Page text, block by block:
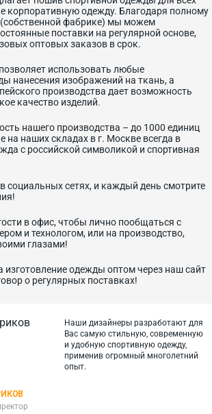
корпоративную одежду. Благодаря полному
(собственной фабрике) мы можем
поставки на регулярной основе,
оптовых заказов в срок.
использовать любые
нанесения изображений на ткань, а
производства дает возможность
качество изделий.
нашего производства – до 1000 единиц
на наших складах в г. Москве всегда в
с российской символикой и спортивная
социальных сетях, и каждый день смотрите
в офис, чтобы лично пообщаться с
и технологом, или на производство,
глазами!
изготовление одежды оптом через наш сайт
о регулярных поставках!
Наши дизайнеры разработают для
Вас самую стильную, современную
и удобную спортивную одежду,
применив огромный многолетний
опыт.